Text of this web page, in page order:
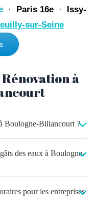
· Paris 16e ·
Issy-
sur-Seine
à
Boulogne-Billancourt ?
des eaux à Boulogne-
pour les entreprises